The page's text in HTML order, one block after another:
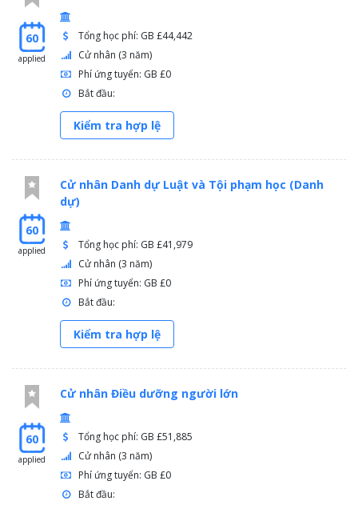
60
applied
Tổng học phí: GB £44,442
Cử nhân (3 năm)
Phí ứng tuyển: GB £0
Bắt đầu:
Kiểm tra hợp lệ
60
applied
Cử nhân Danh dự Luật và Tội phạm học (Danh
dự)
Tổng học phí: GB £41,979
Cử nhân (3 năm)
Phí ứng tuyển: GB £0
Bắt đầu:
Kiểm tra hợp lệ
60
applied
Cử nhân Điều dưỡng người lớn
Tổng học phí: GB £51,885
Cử nhân (3 năm)
Phí ứng tuyển: GB £0
Bắt đầu: